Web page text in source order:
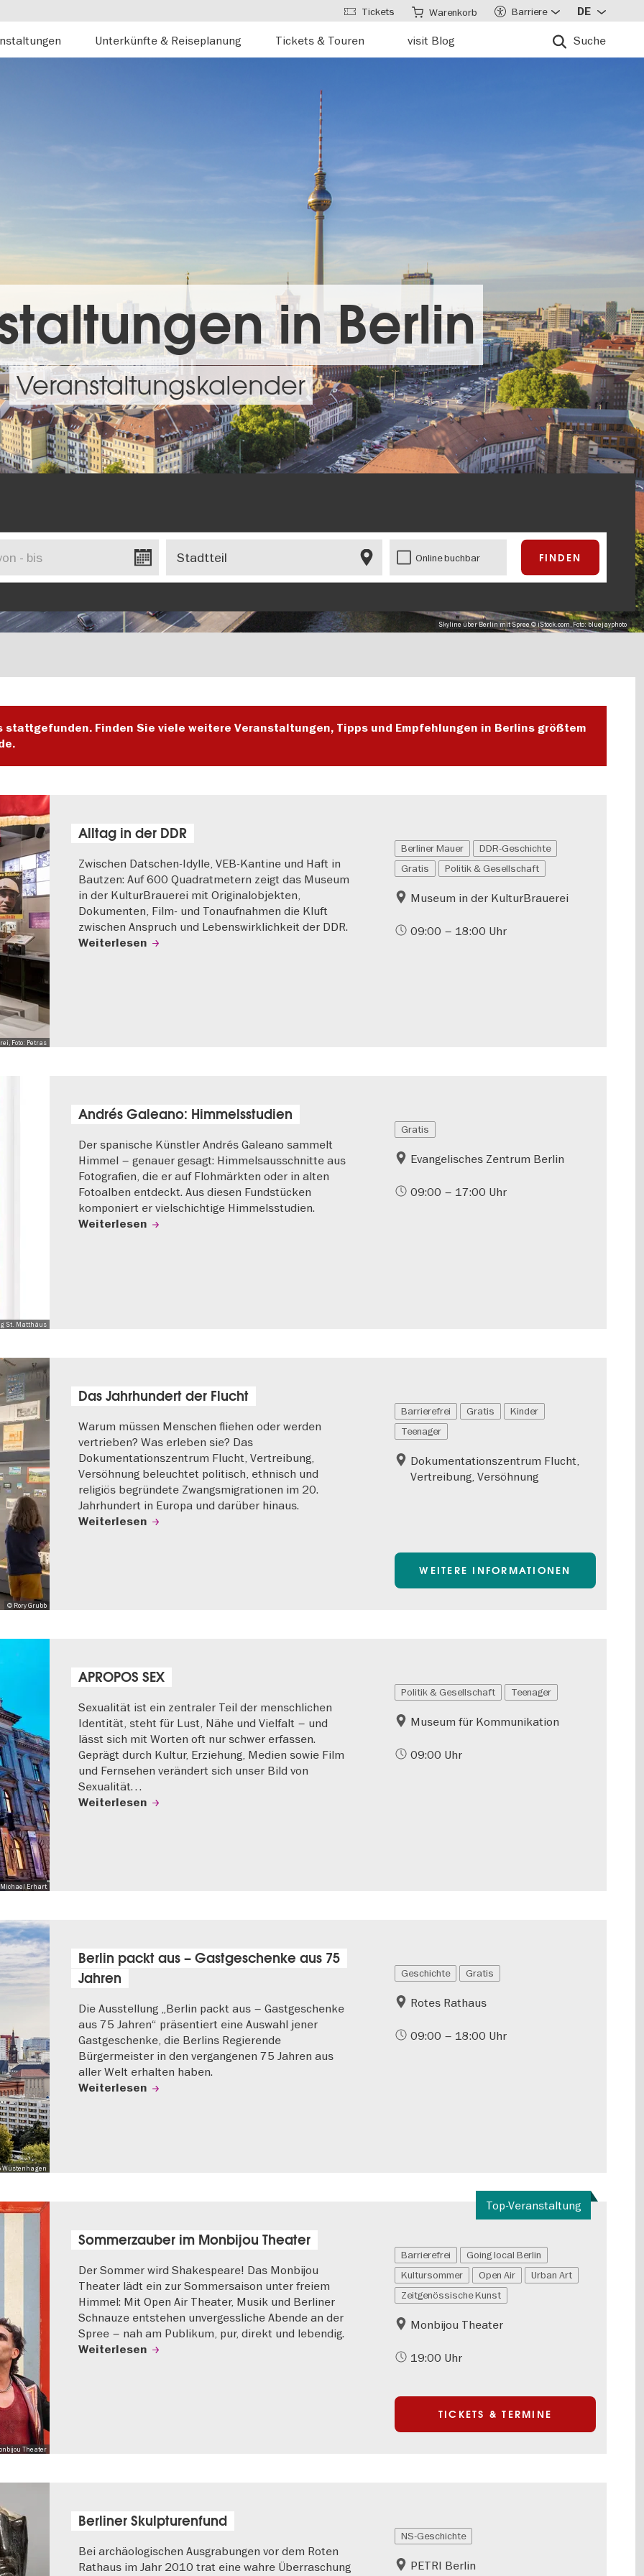
Unterkünfte & Reiseplanung Tickets & Touren visit Blog Suche
Tickets Warenkorb Barriere DE
in Berlin
Veranstaltungskalender
Skyline über Berlin mit Spree © iStock.com, Foto: bluejayphoto
Online buchbar
Finden Sie viele weitere Veranstaltungen, Tipps und Empfehlungen in Berlins größtem
Foto: Petras
Alltag in der DDR
Zwischen Datschen-Idylle, VEB-Kantine und Haft in
Bautzen: Auf 600 Quadratmetern zeigt das Museum
in der KulturBrauerei mit Originalobjekten,
Dokumenten, Film- und Tonaufnahmen die Kluft
zwischen Anspruch und Lebenswirklichkeit der DDR.
Weiterlesen
Berliner Mauer
DDR-Geschichte
Gratis
Politik & Gesellschaft
Museum in der KulturBrauerei
09:00 – 18:00 Uhr
St. Matthäus
Andrés Galeano: Himmelsstudien
Der spanische Künstler Andrés Galeano sammelt
Himmel – genauer gesagt: Himmelsausschnitte aus
Fotografien, die er auf Flohmärkten oder in alten
Fotoalben entdeckt. Aus diesen Fundstücken
komponiert er vielschichtige Himmelsstudien.
Weiterlesen
Gratis
Evangelisches Zentrum Berlin
09:00 – 17:00 Uhr
© Rory Grubb
Das Jahrhundert der Flucht
Warum müssen Menschen fliehen oder werden
vertrieben? Was erleben sie? Das
Dokumentationszentrum Flucht, Vertreibung,
Versöhnung beleuchtet politisch, ethnisch und
religiös begründete Zwangsmigrationen im 20.
Jahrhundert in Europa und darüber hinaus.
Weiterlesen
Barrierefrei Gratis
Kinder
Teenager
Dokumentationszentrum Flucht,
Vertreibung, Versöhnung
WEITERE INFORMATIONEN
Erhart
APROPOS SEX
Sexualität ist ein zentraler Teil der menschlichen
Identität, steht für Lust, Nähe und Vielfalt – und
lässt sich mit Worten oft nur schwer erfassen.
Geprägt durch Kultur, Erziehung, Medien sowie Film
und Fernsehen verändert sich unser Bild von
Sexualität…
Weiterlesen
Politik & Gesellschaft Teenager
Museum für Kommunikation
09:00 Uhr
Wüstenhagen
Berlin packt aus – Gastgeschenke aus 75
Jahren
Die Ausstellung „Berlin packt aus – Gastgeschenke
aus 75 Jahren“ präsentiert eine Auswahl jener
Gastgeschenke, die Berlins Regierende
Bürgermeister in den vergangenen 75 Jahren aus
aller Welt erhalten haben.
Weiterlesen
Geschichte Gratis
Rotes Rathaus
09:00 – 18:00 Uhr
Top-Veranstaltung
Theater
Sommerzauber im Monbijou Theater
Der Sommer wird Shakespeare! Das Monbijou
Theater lädt ein zur Sommersaison unter freiem
Himmel: Mit Open Air Theater, Musik und Berliner
Schnauze entstehen unvergessliche Abende an der
Spree – nah am Publikum, pur, direkt und lebendig.
Weiterlesen
Barrierefrei
Going local Berlin
Kultursommer
Open Air
Urban Art
Zeitgenössische Kunst
Monbijou Theater
19:00 Uhr
TICKETS & TERMINE
Berliner Skulpturenfund
Bei archäologischen Ausgrabungen vor dem Roten
Rathaus im Jahr 2010 trat eine wahre Überraschung
NS-Geschichte
PETRI Berlin